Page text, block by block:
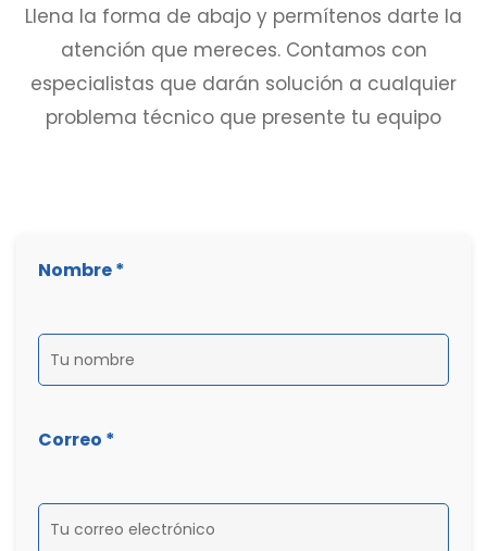
Llena la forma de abajo y permítenos darte la
atención que mereces. Contamos con
especialistas que darán solución a cualquier
problema técnico que presente tu equipo
Nombre *
Correo *